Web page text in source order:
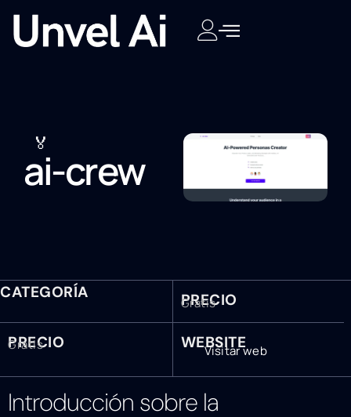
🏅
ai-crew
CATEGORÍA PRECIO
Gratis
PRECIO
Gratis WEBSITE
Visitar web
Introducción sobre la